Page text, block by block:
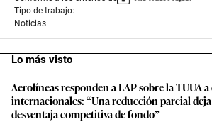
Tipo de trabajo:
Noticias
Lo más visto
Aerolíneas responden a LAP sobre la TUUA a
internacionales: “Una reducción parcial
desventaja competitiva de fondo”